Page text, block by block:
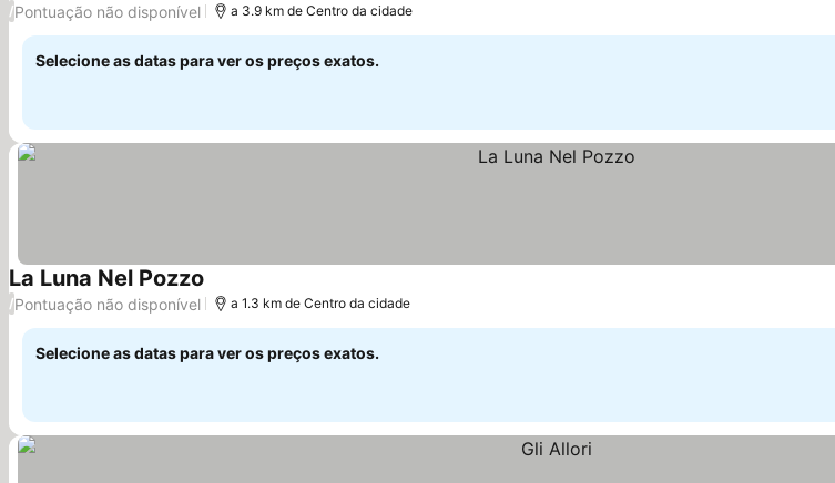
/Pontuação não disponível a 3.9 km de Centro da cidade
Selecione as datas para ver os preços exatos.
La Luna Nel Pozzo Ver preços
/Pontuação não disponível a 1.3 km de Centro da cidade
Selecione as datas para ver os preços exatos.